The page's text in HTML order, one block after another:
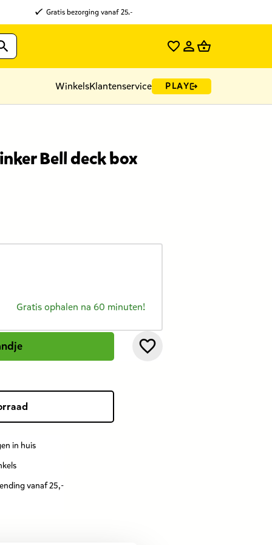
Gratis bezorging vanaf 25.-
WinkelsKlantenservice PLAY
Bell deck box
Gratis ophalen na 60 minuten!
in huis
vanaf 25,-